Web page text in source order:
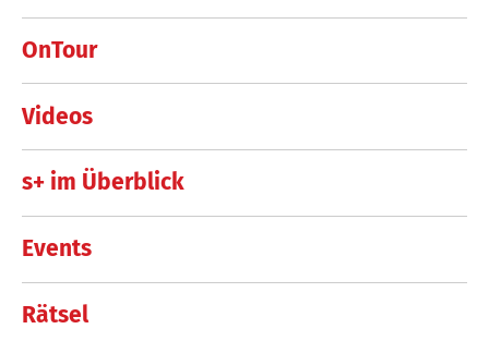
OnTour
Videos
s+ im Überblick
Events
Rätsel